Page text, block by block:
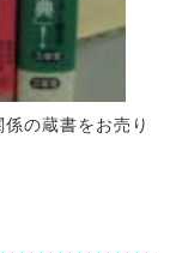
の蔵書をお売り